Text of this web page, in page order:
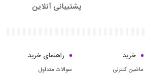
پشتیبانی آنلاین
خرید
ماشین کنترلی
راهنمای خرید
سوالات متداول